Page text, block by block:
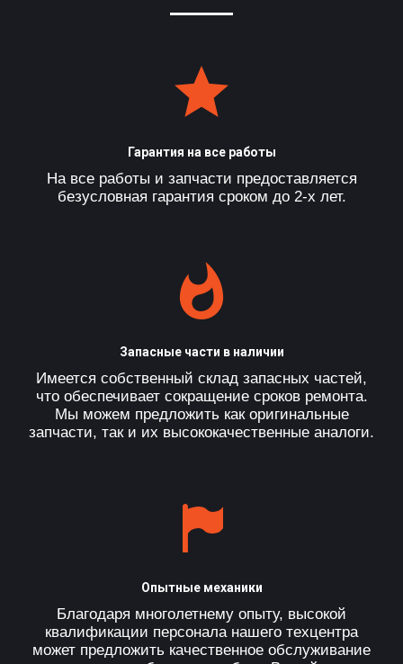
Гарантия на все работы
На все работы и запчасти предоставляется
безусловная гарантия сроком до 2-х лет.
Запасные части в наличии
Имеется собственный склад запасных частей,
что обеспечивает сокращение сроков ремонта.
Мы можем предложить как оригинальные
запчасти, так и их высококачественные аналоги.
Опытные механики
Благодаря многолетнему опыту, высокой
квалификации персонала нашего техцентра
может предложить качественное обслуживание